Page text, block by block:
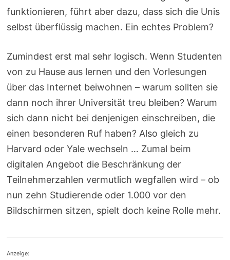
funktionieren, führt aber dazu, dass sich die Unis
selbst überflüssig machen. Ein echtes Problem?
Zumindest erst mal sehr logisch. Wenn Studenten
von zu Hause aus lernen und den Vorlesungen
über das Internet beiwohnen – warum sollten sie
dann noch ihrer Universität treu bleiben? Warum
sich dann nicht bei denjenigen einschreiben, die
einen besonderen Ruf haben? Also gleich zu
Harvard oder Yale wechseln … Zumal beim
digitalen Angebot die Beschränkung der
Teilnehmerzahlen vermutlich wegfallen wird – ob
nun zehn Studierende oder 1.000 vor den
Bildschirmen sitzen, spielt doch keine Rolle mehr.
Anzeige: